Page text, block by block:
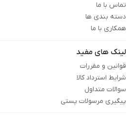
تماس با ما
دسته بندی ها
همکاری با ما
لینک های مفید
قوانین و مقررات
شرایط استرداد کالا
سوالات متداول
پیگیری مرسولات پستی